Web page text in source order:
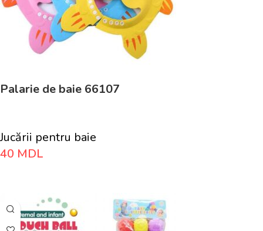
Palarie de baie 66107
Jucării pentru baie
40 MDL